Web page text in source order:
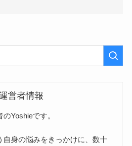
営者情報
Yoshieです。
自身の悩みをきっかけに、数十